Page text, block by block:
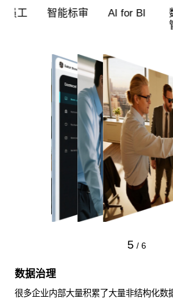
智能标审 AI for BI
数据
5 / 6
数据治理
很多企业内部大量积累了大量非结构化数